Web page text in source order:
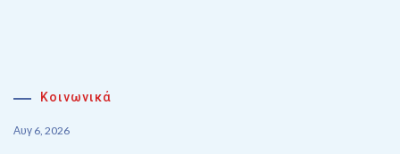
Κοινωνικά
Αυγ 6, 2026